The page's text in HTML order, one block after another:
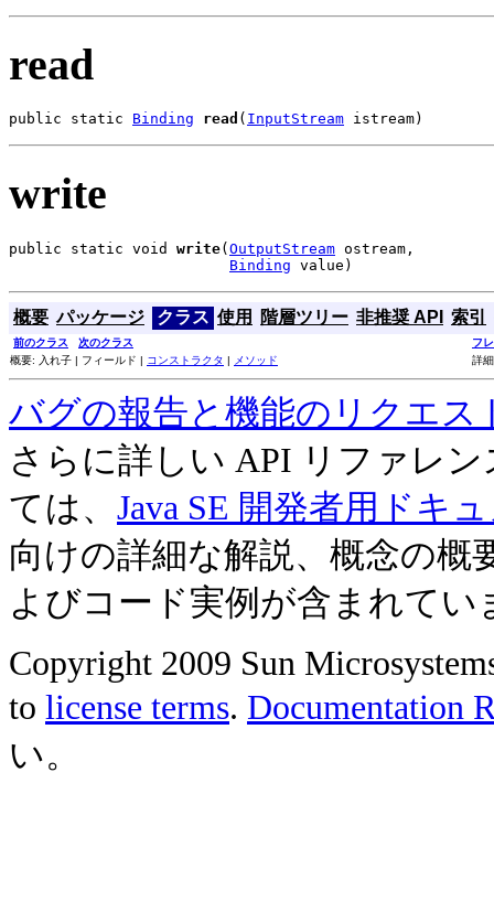
read
public static Binding read ( InputStream istream)
write
public static void write( OutputStream ostream,
Binding value)
概要 パッケージ クラス 使用 階層ツリー 非推奨 API 索引
前のクラス 次のクラス
フ
概要: 入れ子 | フィールド | コンストラクタ | メソッド 詳
バグの報告と機能のリクエス
さらに詳しい API リファレ
ては、 Java SE 開発者用ドキ
向けの詳細な解説、概念の概
よびコード実例が含まれてい
Copyright 2009 Sun
to license terms. Documentation
い。